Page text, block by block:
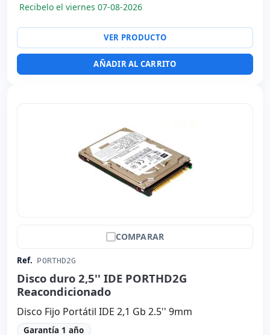
Recibelo el viernes 07-08-2026
VER PRODUCTO
AÑADIR AL CARRITO
COMPARAR
Ref. PORTHD2G
Disco duro 2,5'' IDE PORTHD2G
Reacondicionado
Disco Fijo Portátil IDE 2,1 Gb 2.5'' 9mm
Garantía 1 año